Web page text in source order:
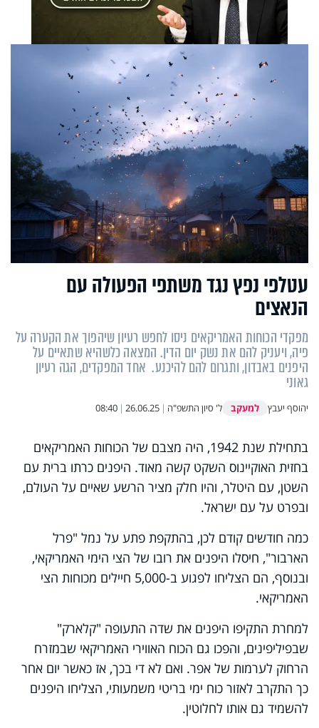
עטלפי נפץ נגד משתפי הפעולה עם
הנאצים
מפקדי הכוחות האמריקאים ניסו לחפש רעיון שיהפוך את הקערה על
פיה, ויעניק להם את נשק יום הדין. המצאה כלשהיא שתאיים על
היפנים באבדון, ותגרום להם להיכנע. אחד המפקדים, הגה רעיון
גאוני
יהוסף יעבץ למעקב ל' סיון התשפ"ה |
26.06.25
|
08:40
בתחילת שנת 1942, היה מצבם של הכוחות האמריקאים
בחזית האוקיינוס השקט קשה מאוד. היפנים כרתו ברית עם
השטן, עם היטלר, והיו חלק מציר הרשע שאיים על העולם,
ובפרט על עם ישראל.
כמה חודשים קודם לכן, בהתקפת פתע על נמל "פרל
הארבור", חיסלו היפנים את רובו של הצי הימי האמריקאי,
ובנוסף, הם הצליחו לפגוע ב-5,000 חיילים מכוחות הצי
האמריקאי.
למחרת התקיפו היפנים את שדה התעופה "קלארק"
שבפיליפינים, והפכו גם הכוח האווירי האמריקאי שבמזרח
הרחוק לערמות של אפר. ואם לא די בכך, אז כאשר יום אחר
כך התקרב לאזור כוח ימי בריטי משמעותי, הצליחו היפנים
להשמיד גם אותו לחלוטין.